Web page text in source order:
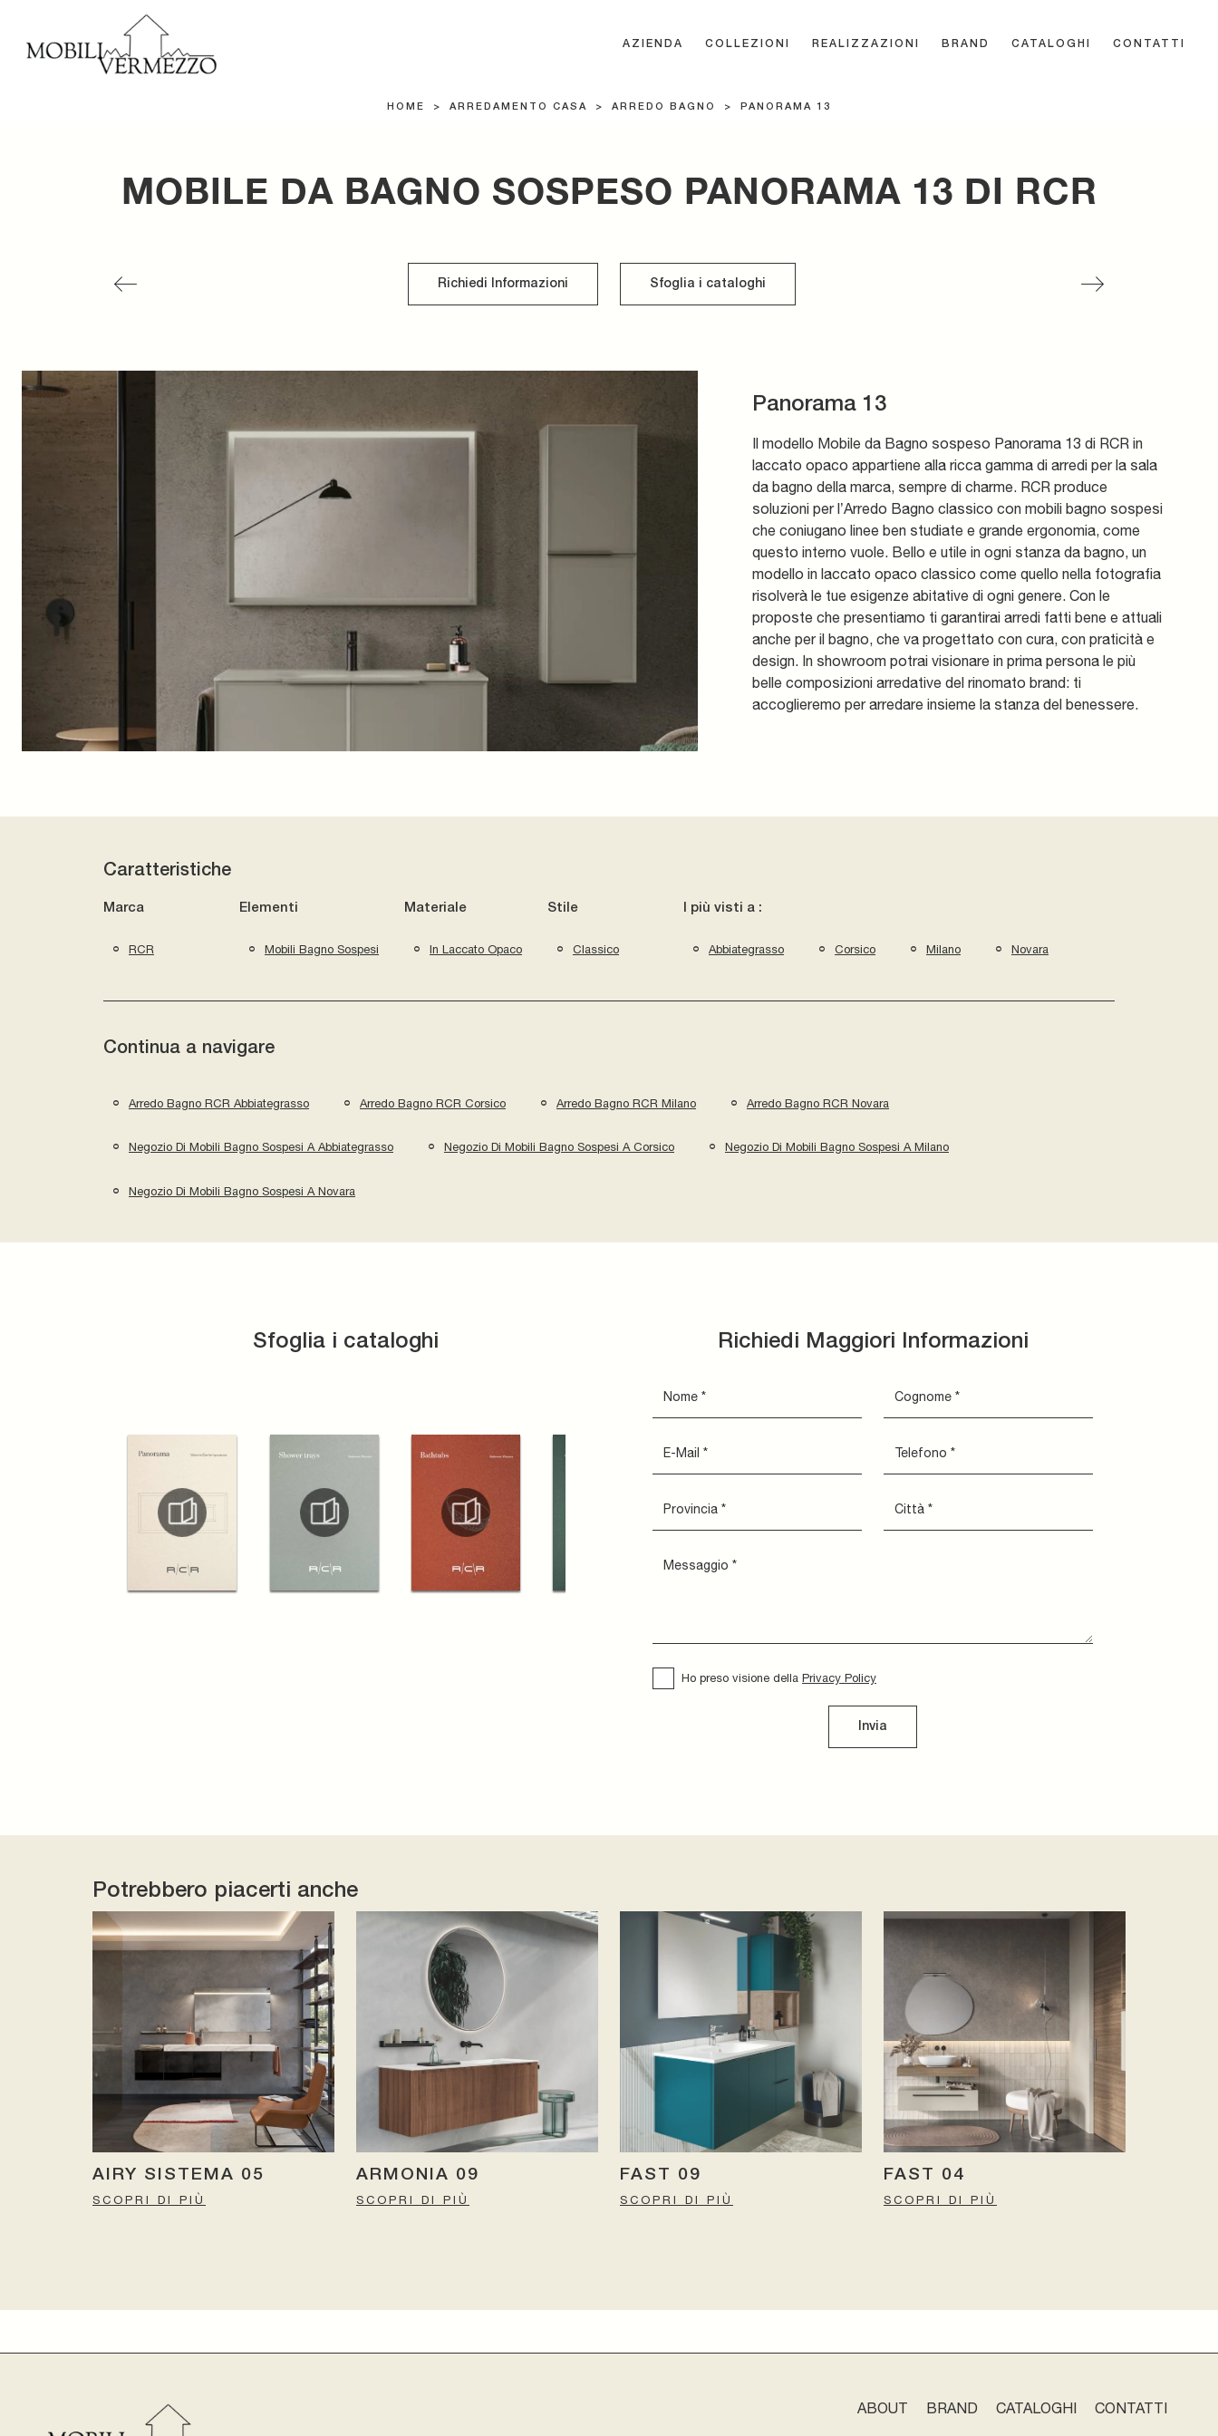
AZIENDA COLLEZIONI REALIZZAZIONI BRAND CATALOGHI CONTATTI
HOME > ARREDAMENTO CASA > ARREDO BAGNO > PANORAMA 13
MOBILE DA BAGNO SOSPESO PANORAMA 13 DI RCR
Richiedi Informazioni Sfoglia i cataloghi
Panorama 13
Il modello Mobile da Bagno sospeso Panorama 13 di RCR in
laccato opaco appartiene alla ricca gamma di arredi per la sala
da bagno della marca, sempre di charme. RCR produce
soluzioni per l’Arredo Bagno classico con mobili bagno sospesi
che coniugano linee ben studiate e grande ergonomia, come
questo interno vuole. Bello e utile in ogni stanza da bagno, un
modello in laccato opaco classico come quello nella fotografia
risolverà le tue esigenze abitative di ogni genere. Con le
proposte che presentiamo ti garantirai arredi fatti bene e attuali
anche per il bagno, che va progettato con cura, con praticità e
design. In showroom potrai visionare in prima persona le più
belle composizioni arredative del rinomato brand: ti
accoglieremo per arredare insieme la stanza del benessere.
Caratteristiche
Marca
RCR
Elementi
Mobili Bagno Sospesi
Materiale
In Laccato Opaco
Stile
Classico
I più visti a :
Abbiategrasso Corsico Milano Novara
Continua a navigare
Arredo Bagno RCR Abbiategrasso Arredo Bagno RCR Corsico Arredo Bagno RCR Milano Arredo Bagno RCR Novara
Negozio Di Mobili Bagno Sospesi A Abbiategrasso Negozio Di Mobili Bagno Sospesi A Corsico Negozio Di Mobili Bagno Sospesi A Milano
Negozio Di Mobili Bagno Sospesi A Novara
Sfoglia i cataloghi Richiedi Maggiori Informazioni
Ho preso visione della Privacy Policy
Invia
Potrebbero piacerti anche
AIRY SISTEMA 05
SCOPRI DI PIÙ
ARMONIA 09
SCOPRI DI PIÙ
FAST 09
SCOPRI DI PIÙ
FAST 04
SCOPRI DI PIÙ
ABOUT BRAND CATALOGHI CONTATTI